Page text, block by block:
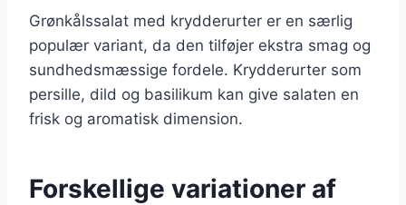
Grønkålssalat med krydderurter er en særlig
populær variant, da den tilføjer ekstra smag og
sundhedsmæssige fordele. Krydderurter som
persille, dild og basilikum kan give salaten en
frisk og aromatisk dimension.
Forskellige variationer af